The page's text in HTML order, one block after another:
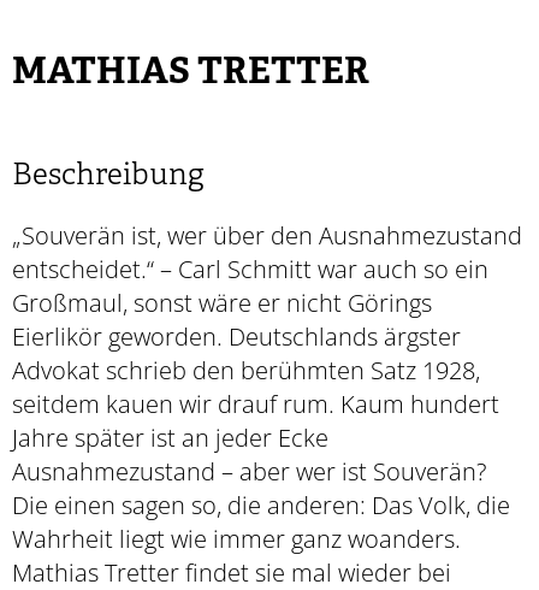
MATHIAS TRETTER
Beschreibung
„Souverän ist, wer über den Ausnahmezustand
entscheidet.“ – Carl Schmitt war auch so ein
Großmaul, sonst wäre er nicht Görings
Eierlikör geworden. Deutschlands ärgster
Advokat schrieb den berühmten Satz 1928,
seitdem kauen wir drauf rum. Kaum hundert
Jahre später ist an jeder Ecke
Ausnahmezustand – aber wer ist Souverän?
Die einen sagen so, die anderen: Das Volk, die
Wahrheit liegt wie immer ganz woanders.
Mathias Tretter findet sie mal wieder bei